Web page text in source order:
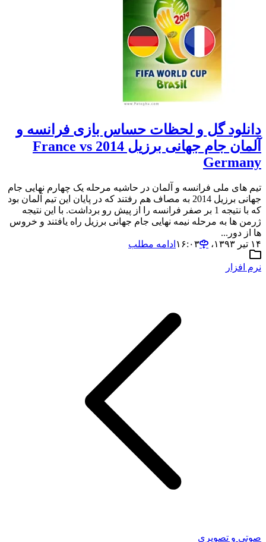
دانلود گل و لحظات حساس بازی فرانسه و
آلمان جام جهانی برزیل 2014 France vs
Germany
تیم های ملی فرانسه و آلمان در حاشیه مرحله یک چهارم نهایی جام
جهانی برزیل 2014 به مصاف هم رفتند که در پایان این تیم آلمان بود
که با نتیجه 1 بر صفر فرانسه را از پیش رو برداشت. با این نتیجه
ژرمن ها به مرحله نیمه نهایی جام جهانی برزیل راه یافتند و خروس
ها از دور...
۱۴ تیر ۱۳۹۳،‏ ۱۶:۰۳
ادامه مطلب
نرم افزار
صوتی و تصویری